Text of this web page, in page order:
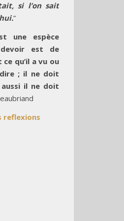
si l’on sait
”
une espèce
est de
qu’il a vu ou
; il ne doit
il ne doit
reflexions